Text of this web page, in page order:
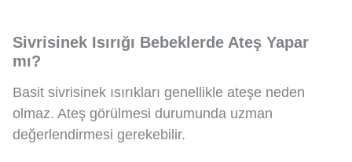
Sivrisinek Isırığı Bebeklerde Ateş Yapar
mı?
Basit sivrisinek ısırıkları genellikle ateşe neden
olmaz. Ateş görülmesi durumunda uzman
değerlendirmesi gerekebilir.